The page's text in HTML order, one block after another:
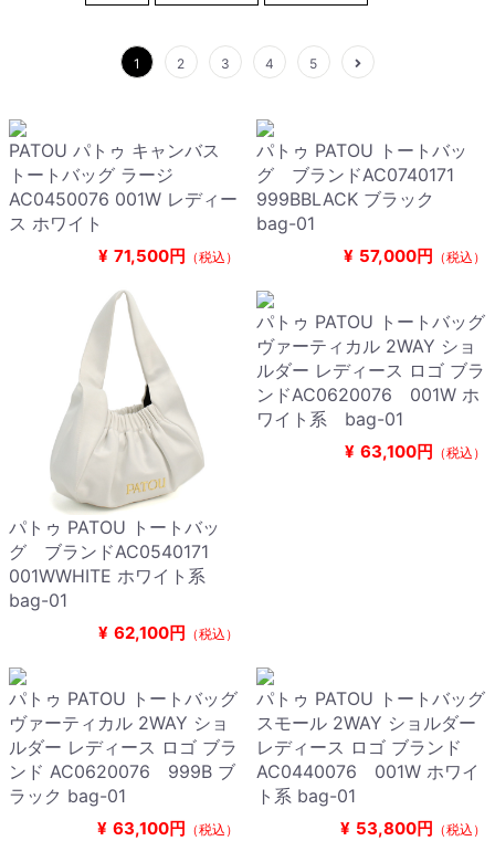
1 2 3 4 5
PATOU パトゥ キャンバス
トートバッグ ラージ
AC0450076 001W レディー
ス ホワイト
¥ 71,500円 （税込）
パトゥ PATOU トートバッ
グ ブランドAC0740171
999BBLACK ブラック
bag-01
¥ 57,000円 （税込）
パトゥ PATOU トートバッ
グ ブランドAC0540171
001WWHITE ホワイト系
bag-01
¥ 62,100円 （税込）
パトゥ PATOU トートバッグ
ヴァーティカル 2WAY ショ
ルダー レディース ロゴ ブラ
ンドAC0620076 001W ホ
ワイト系 bag-01
¥ 63,100円 （税込）
パトゥ PATOU トートバッグ
ヴァーティカル 2WAY ショ
ルダー レディース ロゴ ブラ
ンド AC0620076 999B ブ
ラック bag-01
¥ 63,100円 （税込）
パトゥ PATOU トートバッグ
スモール 2WAY ショルダー
レディース ロゴ ブランド
AC0440076 001W ホワイ
ト系 bag-01
¥ 53,800円 （税込）